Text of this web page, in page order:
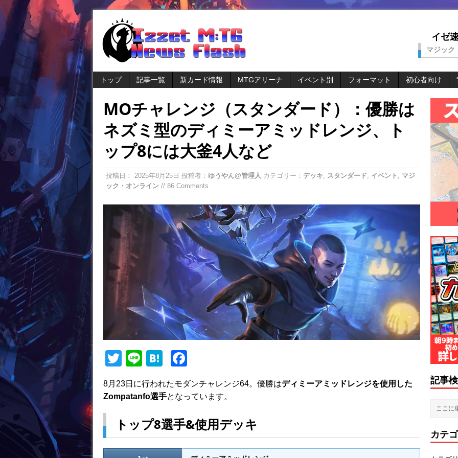
イゼ
マジック
トップ 記事一覧 新カード情報 MTGアリーナ イベント別 フォーマット 初心者向け
MOチャレンジ（スタンダード）：優勝は
ネズミ型のディミーアミッドレンジ、ト
ップ8には大釜4人など
投稿日： 2025年8月25日 投稿者： ゆうやん@管理人 カテゴリー： デッキ, スタンダード, イベント , マジ
ック・オンライン // 86 Comments
T
itt
Li
e
H
e
a
c
b
o
8月23日に行われたモダンチャレンジ64。優勝はディミーアミッドレンジを使用した
Zompatanfo選手となっています。
トップ8選手&使用デッキ
記事
カテ